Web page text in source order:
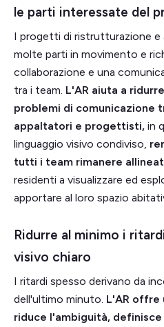
le parti interessate del
I progetti di ristrutturazione e
molte parti in movimento e
collaborazione e una
tra i team. L'AR aiuta a
problemi di comunicazione
appaltatori e progettisti, in
linguaggio visivo condiviso,
tutti i team rimanere
residenti a visualizzare ed
apportare al loro spazio
Ridurre al minimo i
visivo chiaro
I ritardi spesso derivano da
dell'ultimo minuto. L'AR offre
riduce l'ambiguità,